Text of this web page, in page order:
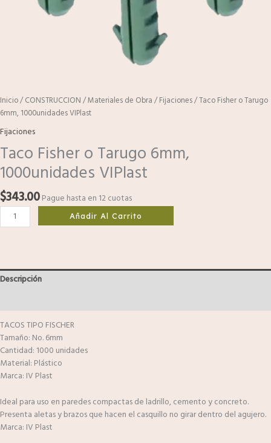
Inicio/CONSTRUCCION /Materiales de Obra /Fijaciones/ Taco Fisher o Tarugo
6mm, 1000unidades VIPlast
Fijaciones
Taco Fisher o Tarugo 6mm,
1000unidades VIPlast
$343.00Pague hasta en 12 cuotas
Añadir Al Carrito
Descripción
TACOS TIPO FISCHER
Tamaño: No. 6mm
Cantidad: 1000 unidades
Material: Plástico
Marca: IV Plast
Ideal para uso en paredes compactas de ladrillo, cemento y concreto.
Presenta aletas y brazos que hacen el casquillo no girar dentro del agujero.
Marca: IV Plast